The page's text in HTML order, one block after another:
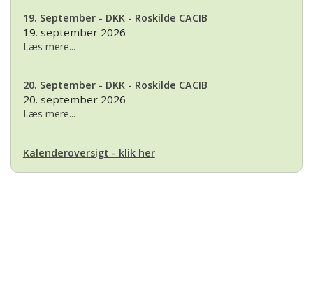
19. September - DKK - Roskilde CACIB
19. september 2026
Læs mere...
20. September - DKK - Roskilde CACIB
20. september 2026
Læs mere...
Kalenderoversigt - klik her